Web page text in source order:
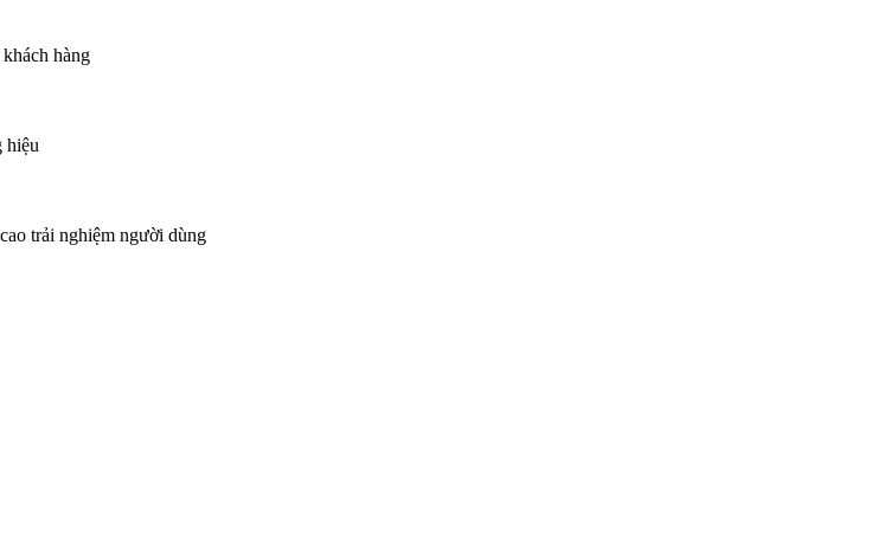
hàng
hiệu
trải nghiệm người dùng